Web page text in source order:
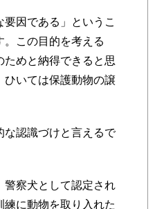
因である」というこ
この目的を考える
ためと納得できると思
ひいては保護動物の譲
認識づけと言えるで
察犬として認定され
に動物を取り入れた